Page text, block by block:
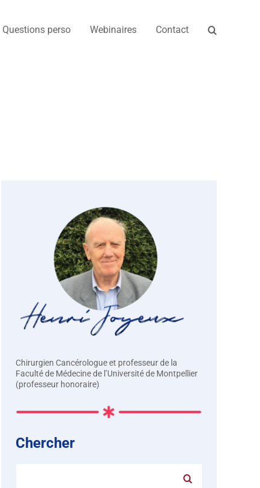
Questions perso Webinaires Contact
Chirurgien Cancérologue et professeur de la
Faculté de Médecine de l’Université de Montpellier
(professeur honoraire)
Chercher